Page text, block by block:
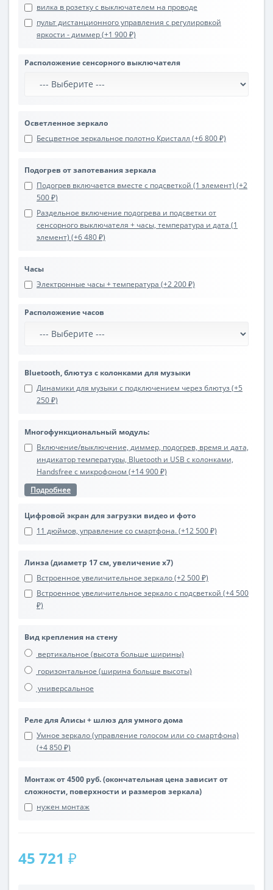
вилка в розетку с выключателем на проводе
пульт дистанционного управления с регулировкой
яркости - диммер (+1 900 ₽)
Расположение сенсорного выключателя
Осветленное зеркало
Бесцветное зеркальное полотно Кристалл (+6 800 ₽)
Подогрев от запотевания зеркала
Подогрев включается вместе с подсветкой (1 элемент) (+2
500 ₽)
Раздельное включение подогрева и подсветки от
сенсорного выключателя + часы, температура и дата (1
элемент) (+6 480 ₽)
Часы
Электронные часы + температура (+2 200 ₽)
Расположение часов
Bluetooth, блютуз с колонками для музыки
Динамики для музыки с подключением через блютуз (+5
250 ₽)
Многофункциональный модуль:
Включение/выключение, диммер, подогрев, время и дата,
индикатор температуры, Bluetooth и USB с колонками,
Handsfree с микрофоном (+14 900 ₽)
Подробнее
Цифровой экран для загрузки видео и фото
11 дюймов, управление со смартфона. (+12 500 ₽)
Линза (диаметр 17 см, увеличение х7)
Встроенное увеличительное зеркало (+2 500 ₽)
Встроенное увеличительное зеркало с подсветкой (+4 500
₽)
Вид крепления на стену
вертикальное (высота больше ширины)
горизонтальное (ширина больше высоты)
универсальное
Реле для Алисы + шлюз для умного дома
Умное зеркало (управление голосом или со смартфона)
(+4 850 ₽)
Монтаж от 4500 руб. (окончательная цена зависит от
сложности, поверхности и размеров зеркала)
нужен монтаж
45 721 ₽